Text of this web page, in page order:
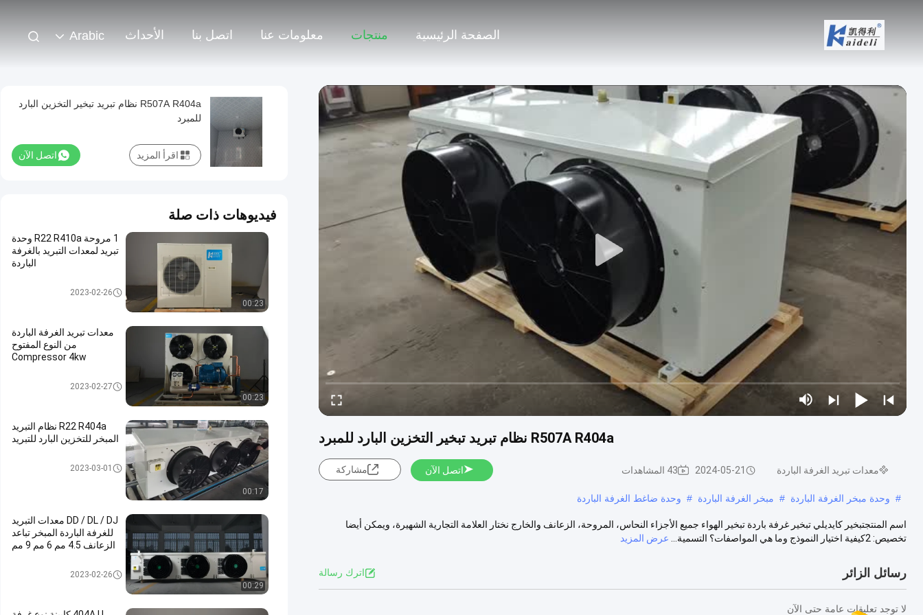
الصفحة الرئيسية منتجات معلومات عنا اتصل بنا الأحداث Arabic
R507A R404a نظام تبريد تبخير التخزين البارد للمبرد
معدات تبريد الغرفة الباردة 2024-05-21 43 المشاهدات اتصل الآن مشاركة
# وحدة مبخر الغرفة الباردة # مبخر الغرفة الباردة # وحدة ضاغط الغرفة الباردة
اسم المنتجتبخير كايديلي تبخير غرفة باردة تبخير الهواء جميع الأجزاء النحاس، المروحة، الزعانف والخارج نختار العلامة التجارية الشهيرة، ويمكن أيضا
تخصيص: 2كيفية اختيار النموذج وما هي المواصفات؟ التسمية...
عرض المزيد
رسائل الزائر اترك رسالة
لا توجد تعليقات عامة حتى الآن
R507A R404a نظام تبريد تبخير التخزين البارد
للمبرد
اتصل الآن اقرأ المزيد
فيديوهات ذات صلة
00:23
1 مروحة R22 R410a وحدة
تبريد لمعدات التبريد بالغرفة
الباردة
معدات تبريد الغرفة الباردة
2023-02-26
00:23
معدات تبريد الغرفة الباردة
من النوع المفتوح
Compressor 4kw
معدات تبريد الغرفة الباردة
2023-02-27
00:17
R22 R404a نظام التبريد
المبخر للتخزين البارد للتبريد
معدات تبريد الغرفة الباردة
2023-03-01
00:29
DD / DL / DJ معدات التبريد
للغرفة الباردة المبخر تباعد
الزعانف 4.5 مم 6 مم 9 مم
معدات تبريد الغرفة الباردة
2023-02-26